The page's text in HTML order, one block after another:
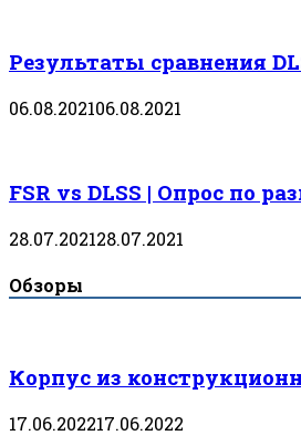
Результаты сравнения
06.08.202106.08.2021
FSR vs DLSS | Опрос по
28.07.202128.07.2021
Обзоры
Корпус из
17.06.202217.06.2022